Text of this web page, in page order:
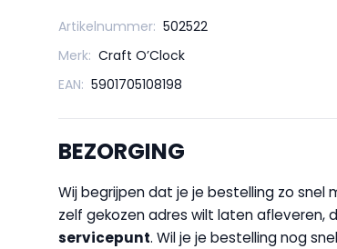
Artikelnummer: 502522
Merk: Craft O’Clock
EAN: 5901705108198
BEZORGING
Wij begrijpen dat je je bestelling zo snel
zelf gekozen adres wilt laten afleveren,
servicepunt. Wil je je bestelling nog